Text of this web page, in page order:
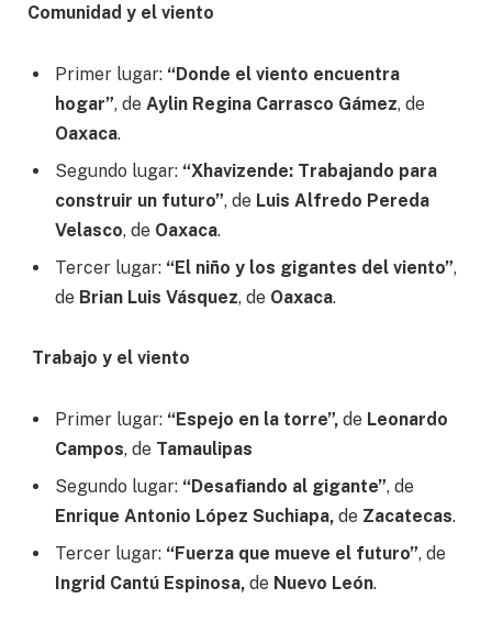
Comunidad y el viento
Primer lugar: “Donde el viento encuentra
hogar”, de Aylin Regina Carrasco Gámez, de
Oaxaca.
Segundo lugar: “Xhavizende: Trabajando para
construir un futuro”, de Luis Alfredo Pereda
Velasco, de Oaxaca.
Tercer lugar: “El niño y los gigantes del viento”,
de Brian Luis Vásquez, de Oaxaca.
Trabajo y el viento
Primer lugar: “Espejo en la torre”, de Leonardo
Campos, de Tamaulipas
Segundo lugar: “Desafiando al gigante”, de
Enrique Antonio López Suchiapa, de Zacatecas.
Tercer lugar: “Fuerza que mueve el futuro”, de
Ingrid Cantú Espinosa, de Nuevo León.